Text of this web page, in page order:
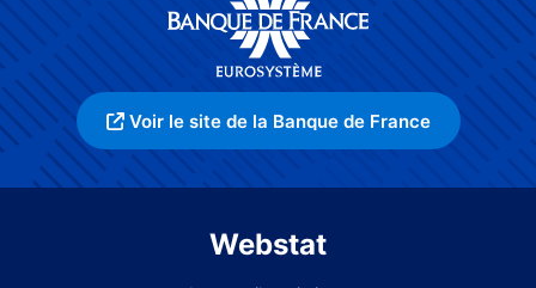
Voir le site de la Banque de France
Webstat